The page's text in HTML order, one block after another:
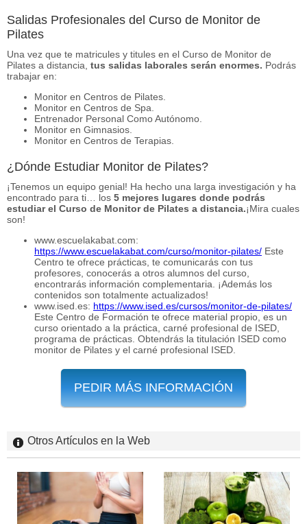
Salidas Profesionales del Curso de Monitor de
Pilates
Una vez que te matricules y titules en el Curso de Monitor de
Pilates a distancia, tus salidas laborales serán enormes. Podrás
trabajar en:
Monitor en Centros de Pilates.
Monitor en Centros de Spa.
Entrenador Personal Como Autónomo.
Monitor en Gimnasios.
Monitor en Centros de Terapias.
¿Dónde Estudiar Monitor de Pilates?
¡Tenemos un equipo genial! Ha hecho una larga investigación y ha
encontrado para ti… los 5 mejores lugares donde podrás
estudiar el Curso de Monitor de Pilates a distancia.¡Mira cuales
son!
www.escuelakabat.com:
https://www.escuelakabat.com/curso/monitor-pilates/ Este
Centro te ofrece prácticas, te comunicarás con tus
profesores, conocerás a otros alumnos del curso,
encontrarás información complementaria. ¡Además los
contenidos son totalmente actualizados!
www.ised.es: https://www.ised.es/cursos/monitor-de-pilates/
Este Centro de Formación te ofrece material propio, es un
curso orientado a la práctica, carné profesional de ISED,
programa de prácticas. Obtendrás la titulación ISED como
monitor de Pilates y el carné profesional ISED.
PEDIR MÁS INFORMACIÓN
Otros Artículos en la Web